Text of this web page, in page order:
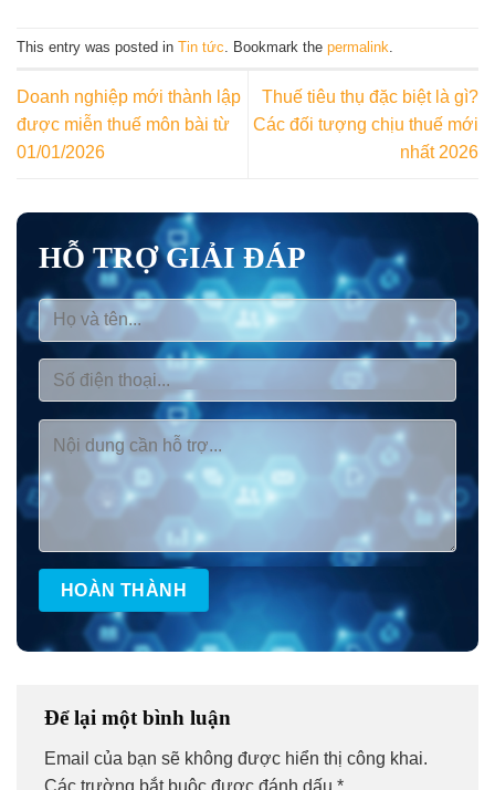
This entry was posted in Tin tức . Bookmark the permalink
Doanh nghiệp mới thành lập
được miễn thuế môn bài từ
01/01/2026
Thuế tiêu thụ đặc biệt là gì?
Các đối tượng chịu thuế mới
nhất 2026
HỖ TRỢ GIẢI ĐÁP
Để lại một bình luận
Email của bạn sẽ không được hiển thị công khai.